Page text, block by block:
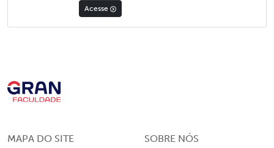
Acesse
MAPA DO SITE SOBRE NÓS